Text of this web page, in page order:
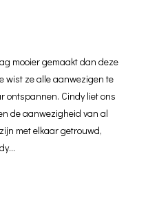
mooier gemaakt dan deze
wist ze alle aanwezigen te
ontspannen. Cindy liet ons
de aanwezigheid van al
met elkaar getrouwd,